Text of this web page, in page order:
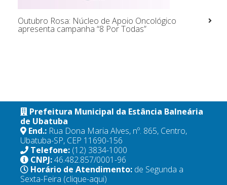
Outubro Rosa: Núcleo de Apoio Oncológico
apresenta campanha “8 Por Todas”
Prefeitura Municipal da Estância Balneária
de Ubatuba
End.: Rua Dona Maria Alves, nº. 865, Centro,
Ubatuba-SP, CEP 11690-156
Telefone: (12) 3834-1000
CNPJ:46.482.857/0001-96
Horário de Atendimento: de Segunda a
Sexta-Feira (clique-aqui)